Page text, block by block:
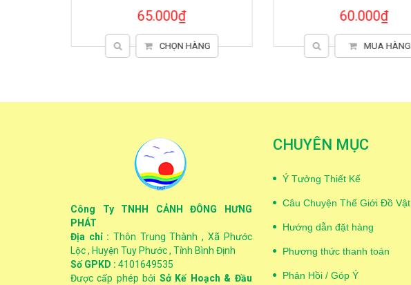
65.000₫
CHỌN HÀNG
60.000₫
MUA HÀNG
Công Ty TNHH CẢNH ĐÔNG HƯNG
PHÁT
Địa chỉ : Thôn Trung Thành , Xã Phước
Lộc , Huyện Tuy Phước , Tỉnh Bình Định
Số GPKD : 4101649535
Được cấp phép bởi Sở Kế Hoạch & Đầu
CHUYÊN MỤC
Ý Tưởng Thiết Kế
Câu Chuyện Thế Giới Đồ Vật
Hướng dẫn đặt hàng
Phương thức thanh toán
Phản Hồi / Góp Ý